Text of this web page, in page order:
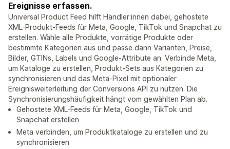
Ereignisse erfassen.
Universal Product Feed hilft Händler:innen dabei, gehostete
XML-Produkt-Feeds für Meta, Google, TikTok und Snapchat zu
erstellen. Wähle alle Produkte, vorrätige Produkte oder
bestimmte Kategorien aus und passe dann Varianten, Preise,
Bilder, GTINs, Labels und Google-Attribute an. Verbinde Meta,
um Kataloge zu erstellen, Produkt-Sets aus Kategorien zu
synchronisieren und das Meta-Pixel mit optionaler
Ereignisweiterleitung der Conversions API zu nutzen. Die
Synchronisierungshäufigkeit hängt vom gewählten Plan ab.
Gehostete XML-Feeds für Meta, Google, TikTok und
Snapchat erstellen
Meta verbinden, um Produktkataloge zu erstellen und zu
synchronisieren